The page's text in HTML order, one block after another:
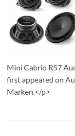
Mini Cabrio R57
first appeared on
Marken.</p>